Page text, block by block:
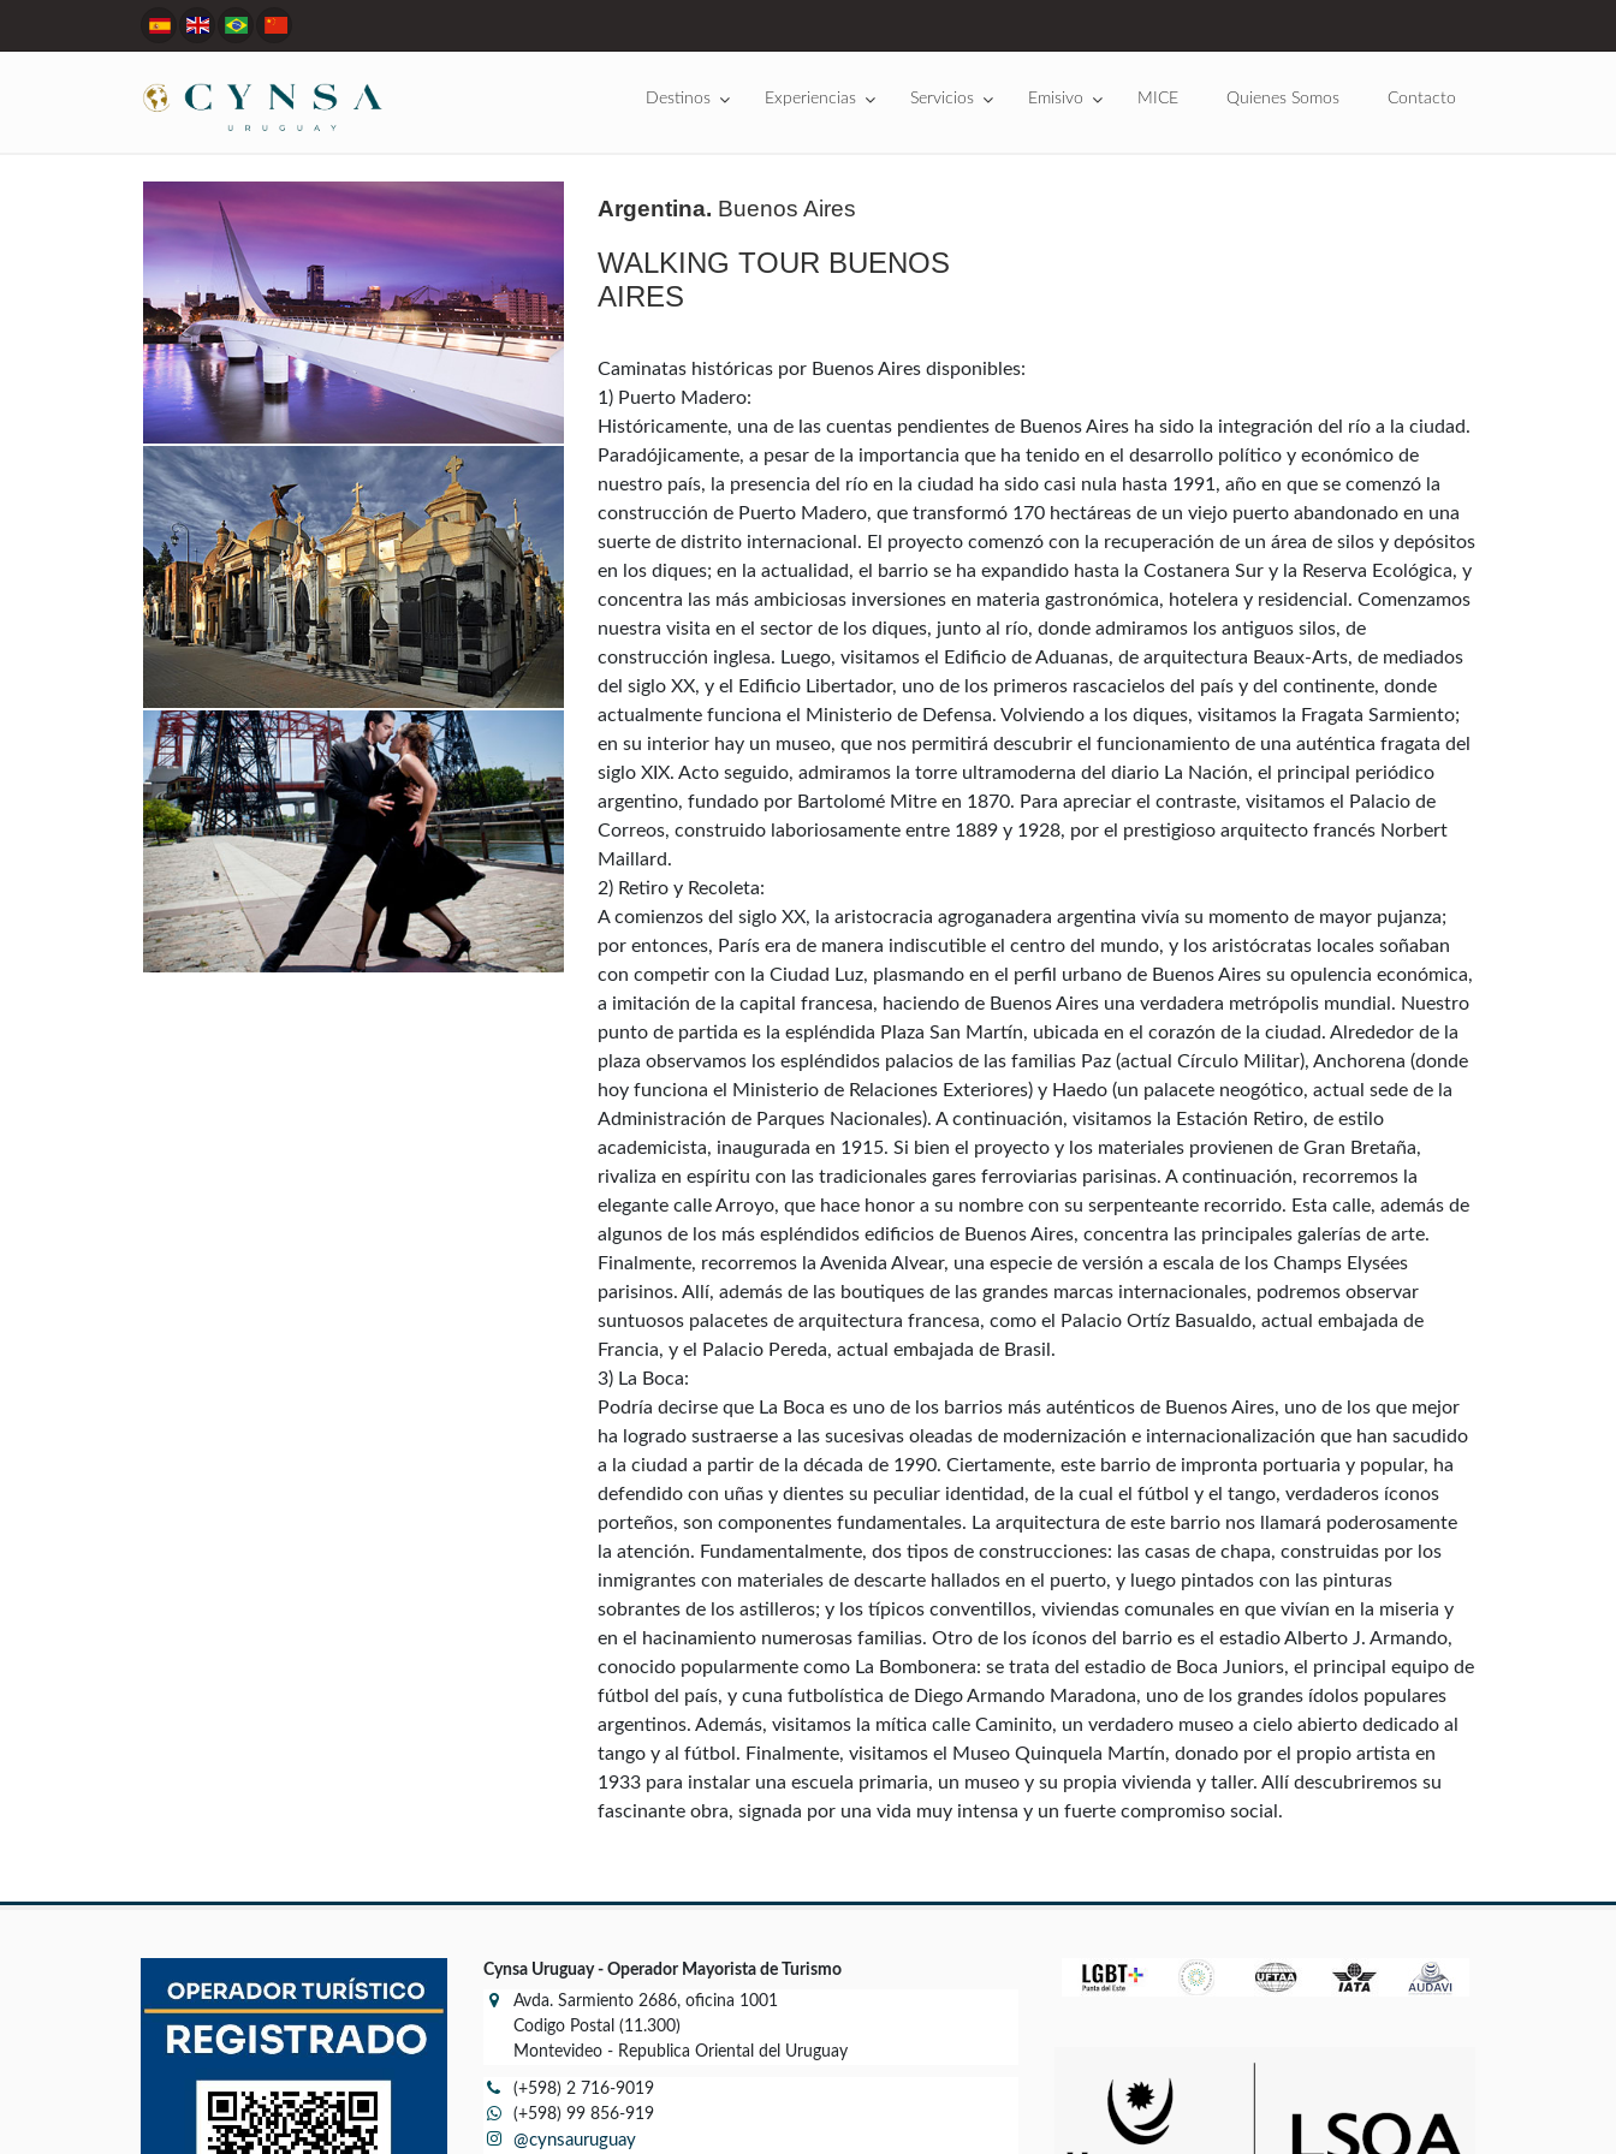
Destinos Experiencias Servicios Emisivo MICE Quienes Somos Contacto
Argentina. Buenos Aires
WALKING TOUR BUENOS
AIRES
Caminatas históricas por Buenos Aires disponibles:
1) Puerto Madero:
Históricamente, una de las cuentas pendientes de Buenos Aires ha sido la integración del río a la ciudad.
Paradójicamente, a pesar de la importancia que ha tenido en el desarrollo político y económico de
nuestro país, la presencia del río en la ciudad ha sido casi nula hasta 1991, año en que se comenzó la
construcción de Puerto Madero, que transformó 170 hectáreas de un viejo puerto abandonado en una
suerte de distrito internacional. El proyecto comenzó con la recuperación de un área de silos y depósitos
en los diques; en la actualidad, el barrio se ha expandido hasta la Costanera Sur y la Reserva Ecológica, y
concentra las más ambiciosas inversiones en materia gastronómica, hotelera y residencial. Comenzamos
nuestra visita en el sector de los diques, junto al río, donde admiramos los antiguos silos, de
construcción inglesa. Luego, visitamos el Edificio de Aduanas, de arquitectura Beaux-Arts, de mediados
del siglo XX, y el Edificio Libertador, uno de los primeros rascacielos del país y del continente, donde
actualmente funciona el Ministerio de Defensa. Volviendo a los diques, visitamos la Fragata Sarmiento;
en su interior hay un museo, que nos permitirá descubrir el funcionamiento de una auténtica fragata del
siglo XIX. Acto seguido, admiramos la torre ultramoderna del diario La Nación, el principal periódico
argentino, fundado por Bartolomé Mitre en 1870. Para apreciar el contraste, visitamos el Palacio de
Correos, construido laboriosamente entre 1889 y 1928, por el prestigioso arquitecto francés Norbert
Maillard.
2) Retiro y Recoleta:
A comienzos del siglo XX, la aristocracia agroganadera argentina vivía su momento de mayor pujanza;
por entonces, París era de manera indiscutible el centro del mundo, y los aristócratas locales soñaban
con competir con la Ciudad Luz, plasmando en el perfil urbano de Buenos Aires su opulencia económica,
a imitación de la capital francesa, haciendo de Buenos Aires una verdadera metrópolis mundial. Nuestro
punto de partida es la espléndida Plaza San Martín, ubicada en el corazón de la ciudad. Alrededor de la
plaza observamos los espléndidos palacios de las familias Paz (actual Círculo Militar), Anchorena (donde
hoy funciona el Ministerio de Relaciones Exteriores) y Haedo (un palacete neogótico, actual sede de la
Administración de Parques Nacionales). A continuación, visitamos la Estación Retiro, de estilo
academicista, inaugurada en 1915. Si bien el proyecto y los materiales provienen de Gran Bretaña,
rivaliza en espíritu con las tradicionales gares ferroviarias parisinas. A continuación, recorremos la
elegante calle Arroyo, que hace honor a su nombre con su serpenteante recorrido. Esta calle, además de
algunos de los más espléndidos edificios de Buenos Aires, concentra las principales galerías de arte.
Finalmente, recorremos la Avenida Alvear, una especie de versión a escala de los Champs Elysées
parisinos. Allí, además de las boutiques de las grandes marcas internacionales, podremos observar
suntuosos palacetes de arquitectura francesa, como el Palacio Ortíz Basualdo, actual embajada de
Francia, y el Palacio Pereda, actual embajada de Brasil.
3) La Boca:
Podría decirse que La Boca es uno de los barrios más auténticos de Buenos Aires, uno de los que mejor
ha logrado sustraerse a las sucesivas oleadas de modernización e internacionalización que han sacudido
a la ciudad a partir de la década de 1990. Ciertamente, este barrio de impronta portuaria y popular, ha
defendido con uñas y dientes su peculiar identidad, de la cual el fútbol y el tango, verdaderos íconos
porteños, son componentes fundamentales. La arquitectura de este barrio nos llamará poderosamente
la atención. Fundamentalmente, dos tipos de construcciones: las casas de chapa, construidas por los
inmigrantes con materiales de descarte hallados en el puerto, y luego pintados con las pinturas
sobrantes de los astilleros; y los típicos conventillos, viviendas comunales en que vivían en la miseria y
en el hacinamiento numerosas familias. Otro de los íconos del barrio es el estadio Alberto J. Armando,
conocido popularmente como La Bombonera: se trata del estadio de Boca Juniors, el principal equipo de
fútbol del país, y cuna futbolística de Diego Armando Maradona, uno de los grandes ídolos populares
argentinos. Además, visitamos la mítica calle Caminito, un verdadero museo a cielo abierto dedicado al
tango y al fútbol. Finalmente, visitamos el Museo Quinquela Martín, donado por el propio artista en
1933 para instalar una escuela primaria, un museo y su propia vivienda y taller. Allí descubriremos su
fascinante obra, signada por una vida muy intensa y un fuerte compromiso social.
Cynsa Uruguay - Operador Mayorista de Turismo
Avda. Sarmiento 2686, oficina 1001
Codigo Postal (11.300)
Montevideo - Republica Oriental del Uruguay
(+598) 2 716-9019
(+598) 99 856-919
@cynsauruguay